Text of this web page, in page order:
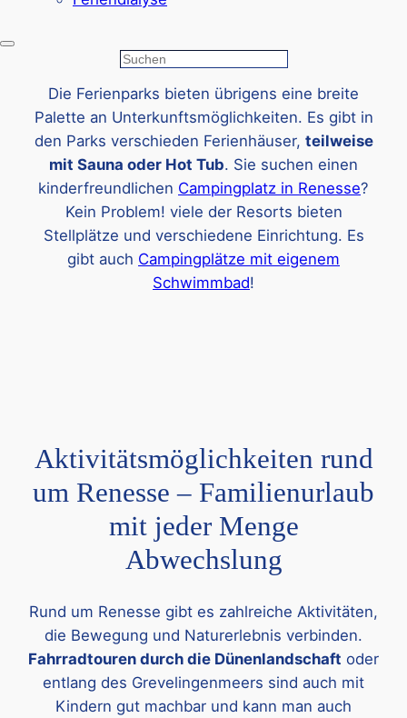
Suchen
nahegelegenen Center Parcs Port Zélande ein
für Regentage!
Die Ferienparks bieten übrigens eine breite
Palette an Unterkunftsmöglichkeiten. Es gibt in
den Parks verschieden Ferienhäuser, teilweise
mit Sauna oder Hot Tub. Sie suchen einen
kinderfreundlichen Campingplatz in Renesse?
Kein Problem! viele der Resorts bieten
Stellplätze und verschiedene Einrichtung. Es
gibt auch Campingplätze mit eigenem
Schwimmbad!
Aktivitätsmöglichkeiten rund
um Renesse – Familienurlaub
mit jeder Menge
Abwechslung
Rund um Renesse gibt es zahlreiche Aktivitäten,
die Bewegung und Naturerlebnis verbinden.
Fahrradtouren durch die Dünenlandschaft oder
entlang des Grevelingenmeers sind auch mit
Kindern gut machbar und kann man auch